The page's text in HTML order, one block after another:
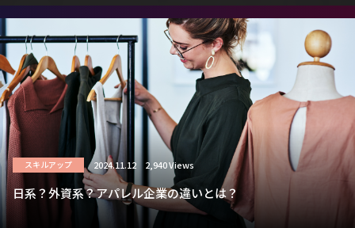
スキルアップ 2024.11.12 2,940 Views
日系？外資系？アパレル企業の違いとは？